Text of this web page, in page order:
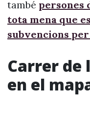
també persones
tota mena que
subvencions
Carrer de
en el